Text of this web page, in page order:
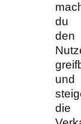
du
den
und
die